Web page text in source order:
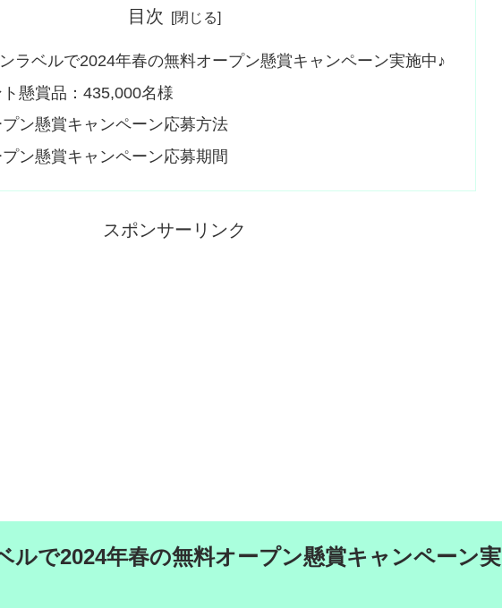
目次
ラベルで2024年春の無料オープン懸賞キャンペーン実施中♪
懸賞品：435,000名様
ン懸賞キャンペーン応募方法
ン懸賞キャンペーン応募期間
スポンサーリンク
ルで2024年春の無料オープン懸賞キャンペーン実